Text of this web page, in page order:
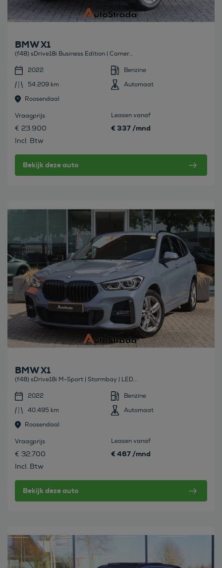
BMW X1
(f48) sDrive18i Business Edition | Camer...
2022
Benzine
54.209 km
Automaat
Roosendaal
Vraagprijs
€ 23.900
Incl. Btw
Leasen vanaf
€ 337 /mnd
Bekijk deze auto
Bekijk deze auto
BMW X1
(f48) sDrive18i M-Sport | Stormbay | LED...
2022
Benzine
40.495 km
Automaat
Roosendaal
Vraagprijs
€ 32.700
Incl. Btw
Leasen vanaf
€ 467 /mnd
Bekijk deze auto
Bekijk deze auto